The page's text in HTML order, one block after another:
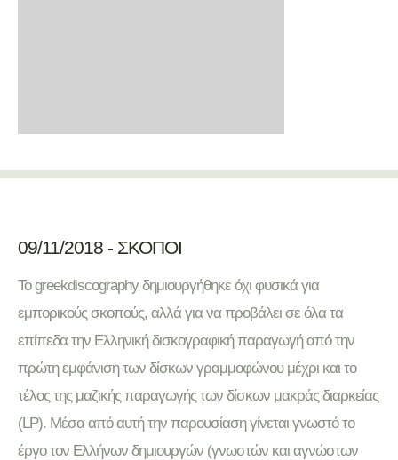
09/11/2018 - ΣΚΟΠΟΙ
Το greekdiscography δημιουργήθηκε όχι φυσικά για
εμπορικούς σκοπούς, αλλά για να προβάλει σε όλα τα
επίπεδα την Ελληνική δισκογραφική παραγωγή από την
πρώτη εμφάνιση των δίσκων γραμμοφώνου μέχρι και το
τέλος της μαζικής παραγωγής των δίσκων μακράς διαρκείας
(LP). Μέσα από αυτή την παρουσίαση γίνεται γνωστό το
έργο τον Ελλήνων δημιουργών (γνωστών και αγνώστων